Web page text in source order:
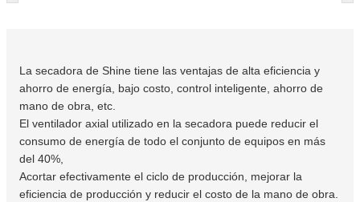
La secadora de Shine tiene las ventajas de alta eficiencia y
ahorro de energía, bajo costo, control inteligente, ahorro de
mano de obra, etc.
El ventilador axial utilizado en la secadora puede reducir el
consumo de energía de todo el conjunto de equipos en más
del 40%,
Acortar efectivamente el ciclo de producción, mejorar la
eficiencia de producción y reducir el costo de la mano de obra.